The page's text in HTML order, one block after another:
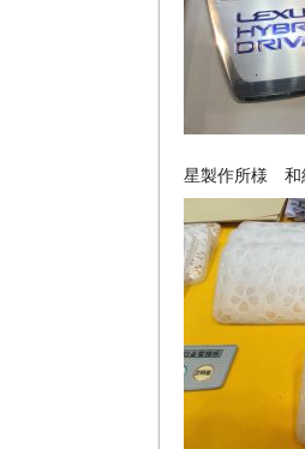
星製作所様 和